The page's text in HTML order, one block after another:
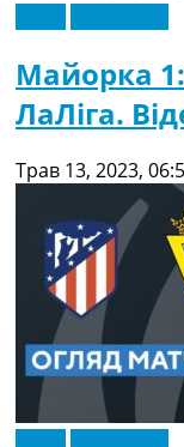
Майорка
ЛаЛіга.
Трав 13, 2023,